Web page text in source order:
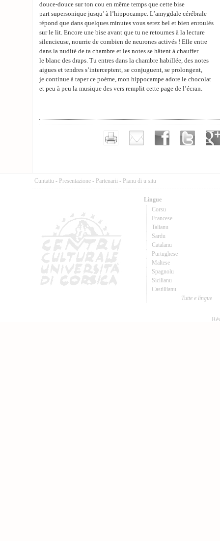
douce-douce sur ton cou en même temps que cette bise
part supersonique jusqu’ à l’hippocampe. L’amygdale cérébrale
répond que dans quelques minutes vous serez bel et bien enroulés
sur le lit. Encore une bise avant que tu ne retournes à la lecture
silencieuse, nourrie de combien de neurones activés ! Elle entre
dans la nudité de ta chambre et les notes se hâtent à chauffer
le blanc des draps. Tu entres dans la chambre habillée, des notes
aigues et tendres s’interceptent, se conjuguent, se prolongent,
je continue à taper ce poème, mon hippocampe adore le chocolat
et peu à peu la musique des vers remplit cette page de l’écran.
Cuntattu - Presentazione - Partenarii - Pianu di u situ
Lingue
Corsu
Francese
Talianu
Sardu
Catalanu
Purtughese
Maltese
Spagnolu
Sicilianu
Castillianu
Tutte e lingue